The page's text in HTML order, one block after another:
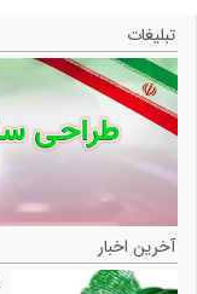
تبلیغات
آخرین اخبار